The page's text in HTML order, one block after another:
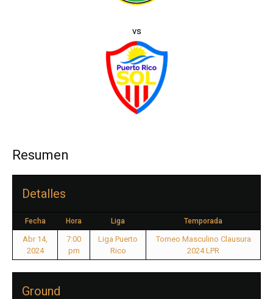
vs
Resumen
Detalles
Fecha Hora Liga Temporada
Abr 14,
2024
7:00
pm
Liga Puerto
Rico
Torneo Masculino Clausura
2024 LPR
Ground